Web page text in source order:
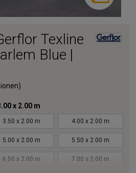
Texline
Blue |
x 2.00 m
3.50 x 2.00 m 4.00 x 2.00 m
5.00 x 2.00 m 5.50 x 2.00 m
6.50 x 2.00 m 7.00 x 2.00 m